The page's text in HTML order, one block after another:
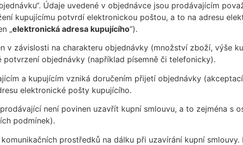
Údaje uvedené v objednávce jsou prodávajícím
kupujícímu potvrdí elektronickou poštou, a to na adresu
„elektronická adresa kupujícího“).
v závislosti na charakteru objednávky (množství zboží, výše
objednávky (například písemně či telefonicky).
a kupujícím vzniká doručením přijetí objednávky
elektronické pošty kupujícího.
není povinen uzavřít kupní smlouvu, a to zejména s
podmínek).
prostředků na dálku při uzavírání kupní